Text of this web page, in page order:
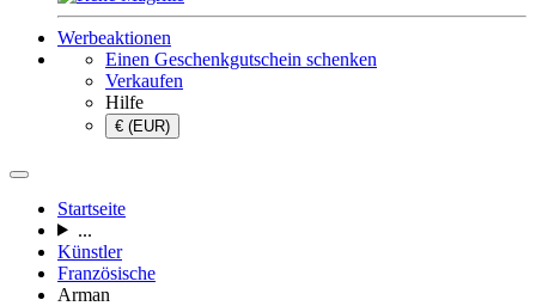
Werbeaktionen
Einen Geschenkgutschein schenken
Verkaufen
Hilfe
€ (EUR)
Startseite
...
Künstler
Französische
Arman